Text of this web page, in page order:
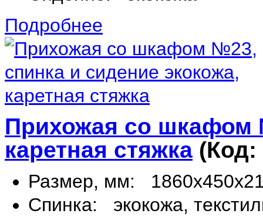
Подробнее
Прихожая со шкафом
каретная стяжка (Код:
Размер, мм:
Спинка:
экокожа,